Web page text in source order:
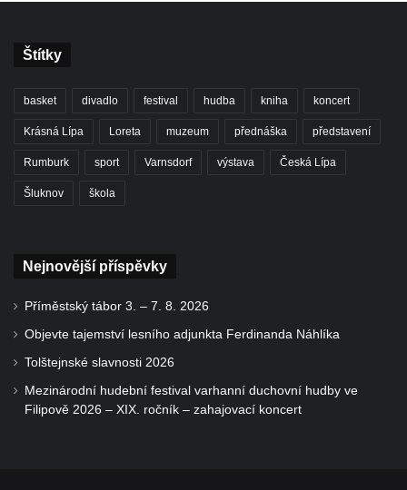
Štítky
basket divadlo festival hudba kniha koncert
Krásná Lípa Loreta muzeum přednáška představení
Rumburk sport Varnsdorf výstava Česká Lípa
Šluknov škola
Nejnovější příspěvky
Příměstský tábor 3. – 7. 8. 2026
Objevte tajemství lesního adjunkta Ferdinanda Náhlíka
Tolštejnské slavnosti 2026
Mezinárodní hudební festival varhanní duchovní hudby ve
Filipově 2026 – XIX. ročník – zahajovací koncert